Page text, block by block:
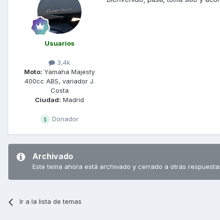
Usuarios
3,4k
Moto: Yamaha Majesty
400cc ABS, variador J.
Costa
Ciudad: Madrid
Donador
Archivado
Este tema ahora está archivado y cerrado a otras
Ir a la lista de temas